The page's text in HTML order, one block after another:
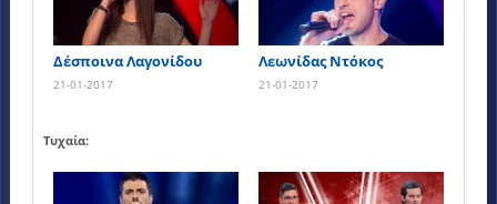
Δέσποινα Λαγονίδου
21-01-2017
Λεωνίδας Ντόκος
21-01-2017
Τυχαία: